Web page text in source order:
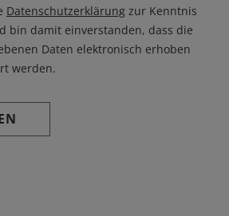
Datenschutzerklärung zur Kenntnis
bin damit einverstanden, dass die
Daten elektronisch erhoben
werden.